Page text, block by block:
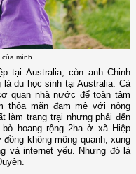
của mình
tại Australia, còn anh Chinh
du học sinh tại Australia. Cả
quan nhà nước để toàn tâm
thỏa mãn đam mê với nông
làm trang trại nhưng phải đến
hoang rộng 2ha ở xã Hiệp
không mông quạnh, xung
và internet yếu. Nhưng đó là